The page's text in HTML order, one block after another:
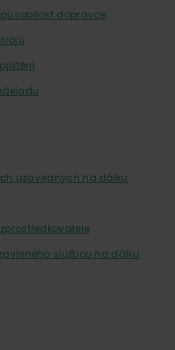
dopravce
uzavíraných na dálku
službou na dálku